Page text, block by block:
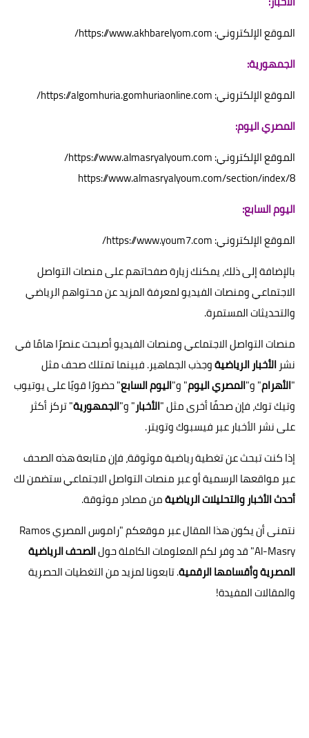
الموقع الإلكتروني: https://www.akhbarelyom.com/
الجمهورية:
الموقع الإلكتروني: https://algomhuria.gomhuriaonline.com/
المصري اليوم:
الموقع الإلكتروني: https://www.almasryalyoum.com/
https://www.almasryalyoum.com/section/index/8
اليوم السابع:
الموقع الإلكتروني: https://www.youm7.com/
بالإضافة إلى ذلك، يمكنك زيارة صفحاتهم على منصات التواصل
الاجتماعي ومنصات الفيديو لمعرفة المزيد عن محتواهم الرياضي
والتحديثات المستمرة.
منصات التواصل الاجتماعي ومنصات الفيديو أصبحت عنصرًا هامًا في
نشرالأخبار الرياضيةوجذب الجماهير. فبينما تمتلك صحف مثل
"الأهرام" و"المصري اليوم" و"اليوم السابع" حضورًا قويًا على يوتيوب
وتيك توك، فإن صحفًا أخرى مثل "الأخبار" و"الجمهورية" تركز أكثر
على نشر الأخبار عبر فيسبوك وتويتر.
إذا كنت تبحث عن تغطية رياضية موثوقة، فإن متابعة هذه الصحف
عبر مواقعها الرسمية أو عبر منصات التواصل الاجتماعي ستضمن لك
أحدث الأخبار والتحليلات الرياضيةمن مصادر موثوقة.
نتمنى أن يكون هذا المقال عبر موقعكم "راموس المصري Ramos
Al-Masry" قد وفر لكم المعلومات الكاملة حول
الصحف الرياضية
المصرية وأقسامها الرقمية. تابعونا لمزيد من التغطيات الحصرية
والمقالات المفيدة!